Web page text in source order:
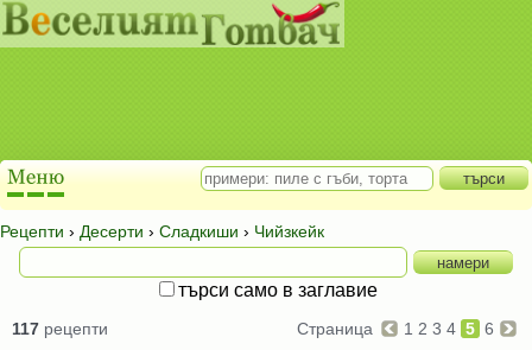
Рецепти › Десерти › Сладкиши › Чийзкейк
търси само в заглавие
117 рецепти Страница 1 2 3 4 5 6